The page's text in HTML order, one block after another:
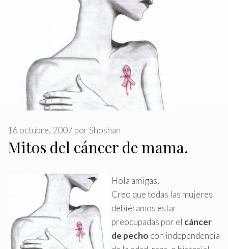
Mitos del cáncer de mama.
16 octubre, 2007 porShoshan
Hola amigas,
Creo que todas las mujeres
debiéramos estar
preocupadas por el cáncer
de pecho con independencia